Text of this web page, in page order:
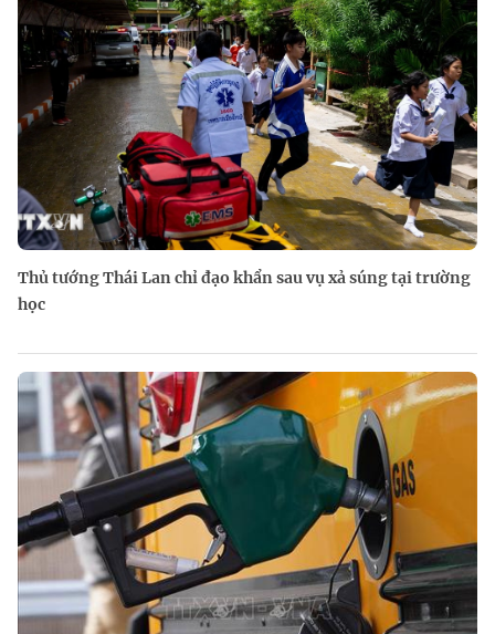
Thủ tướng Thái Lan chỉ đạo khẩn sau vụ xả súng tại trường
học